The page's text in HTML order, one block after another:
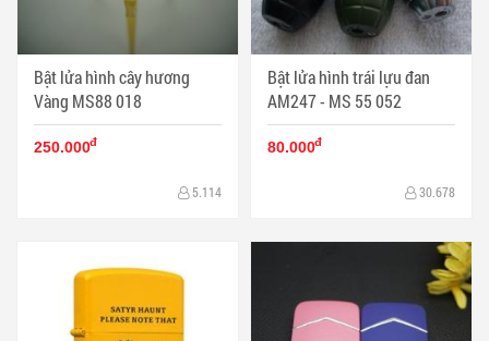
Bật lửa hình cây hương
Vàng MS88 018
250.000đ
5.114
Bật lửa hình trái lựu đan
AM247 - MS 55 052
80.000đ
30.678